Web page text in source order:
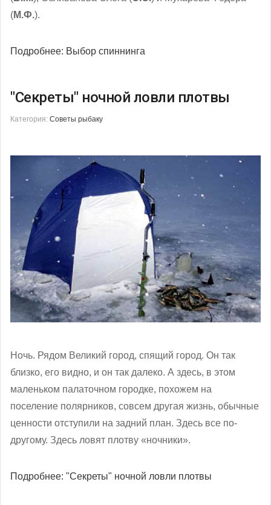
(М.Ф.).
Подробнее: Выбор спиннинга
"Секреты" ночной ловли плотвы
Категория: Советы рыбаку
Ночь. Рядом Великий город, спящий город. Он так
близко, его видно, и он так далеко. А здесь, в этом
маленьком палаточном городке, похожем на
поселение полярников, совсем другая жизнь, обычные
ценности отступили на задний план. Здесь все по-
другому. Здесь ловят плотву «ночники».
Подробнее: "Секреты" ночной ловли плотвы